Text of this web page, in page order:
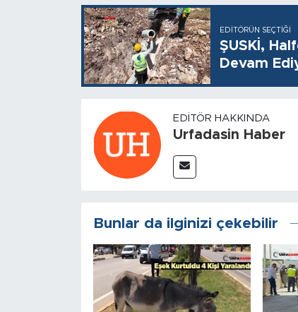
EDITÖRÜN SEÇTIĞI
ŞUSKİ,
Devam
EDITÖR HAKKINDA
Urfadasin Haber
Bunlar da ilginizi çekebilir